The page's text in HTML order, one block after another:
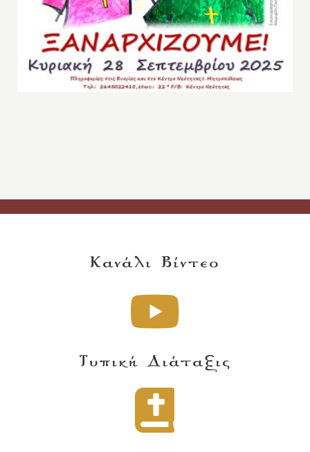
Κανάλι Βίντεο
Τυπική Διάταξις